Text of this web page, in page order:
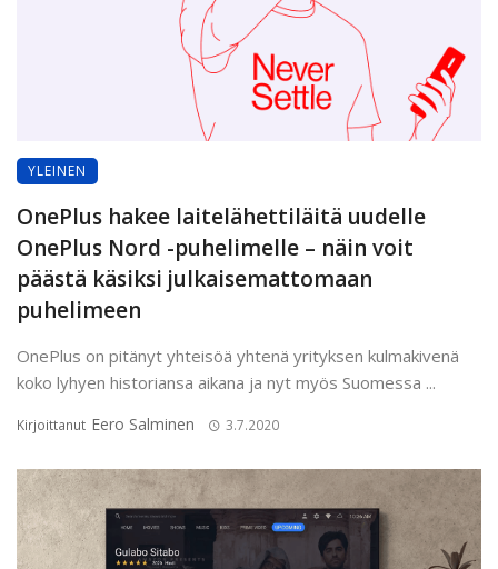
YLEINEN
OnePlus hakee laitelähettiläitä uudelle
OnePlus Nord -puhelimelle – näin voit
päästä käsiksi julkaisemattomaan
puhelimeen
OnePlus on pitänyt yhteisöä yhtenä yrityksen kulmakivenä
koko lyhyen historiansa aikana ja nyt myös Suomessa ...
Kirjoittanut Eero Salminen 3.7.2020